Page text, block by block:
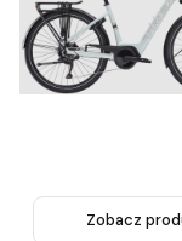
Zobacz